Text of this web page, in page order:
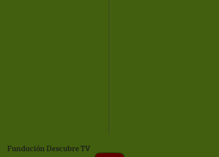
Fundación Descubre TV